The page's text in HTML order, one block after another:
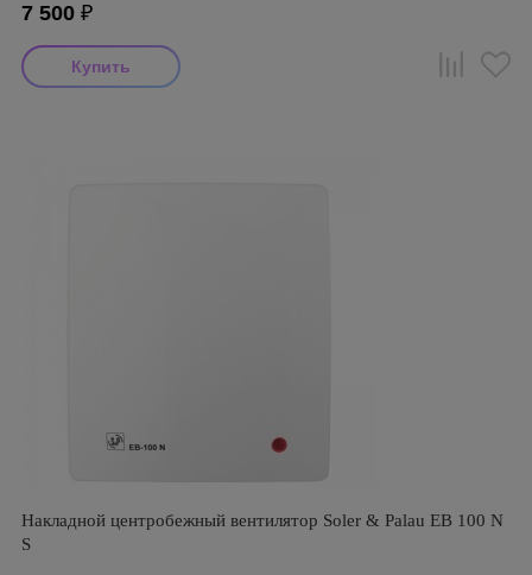
7 500 ₽
Накладной центробежный вентилятор Soler & Palau EB 100 N
S